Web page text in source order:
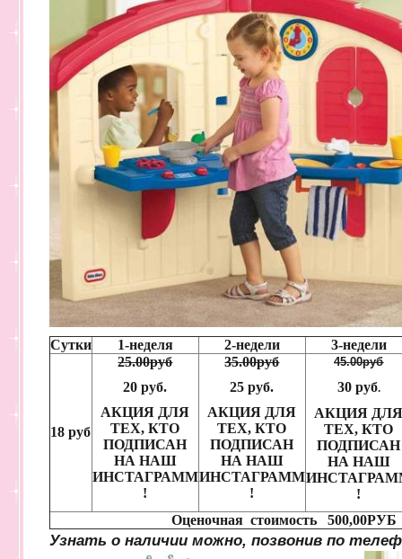
Сутки 1-неделя 2-недели 3-недели
18 руб
25.00руб
20 руб.
АКЦИЯ ДЛЯ
ТЕХ, КТО
ПОДПИСАН
НА НАШ
ИНСТАГРАММ
!
35.00руб
25 руб.
АКЦИЯ ДЛЯ
ТЕХ, КТО
ПОДПИСАН
НА НАШ
ИНСТАГРАММ
!
45.00руб
30 руб.
АКЦИЯ
ТЕХ, КТО
ПОДПИСАН
НА НАШ
!
Оценочная стоимость 500,00РУБ
Узнать о наличии можно, позвонив по